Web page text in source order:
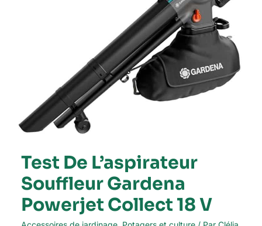
Test De L’aspirateur
Souffleur Gardena
Powerjet Collect 18 V